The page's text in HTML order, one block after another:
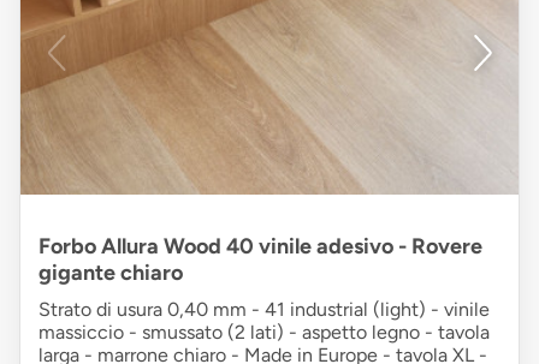
Forbo Allura Wood 40 vinile adesivo - Rovere
gigante chiaro
Strato di usura 0,40 mm - 41 industrial (light) - vinile
massiccio - smussato (2 lati) - aspetto legno - tavola
larga - marrone chiaro - Made in Europe - tavola XL -